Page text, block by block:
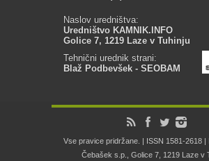
Naslov uredništva:
Uredništvo KAMNIK.INFO
Golice 7, 1219 Laze v Tuhinju
Tehnični urednik strani:
Blaž Podbevšek - SEOBAM
Vse pravice pridržane. | ISSN 1581-2618 |
Čebašek s.p., Golice 7, 1219 Laze v